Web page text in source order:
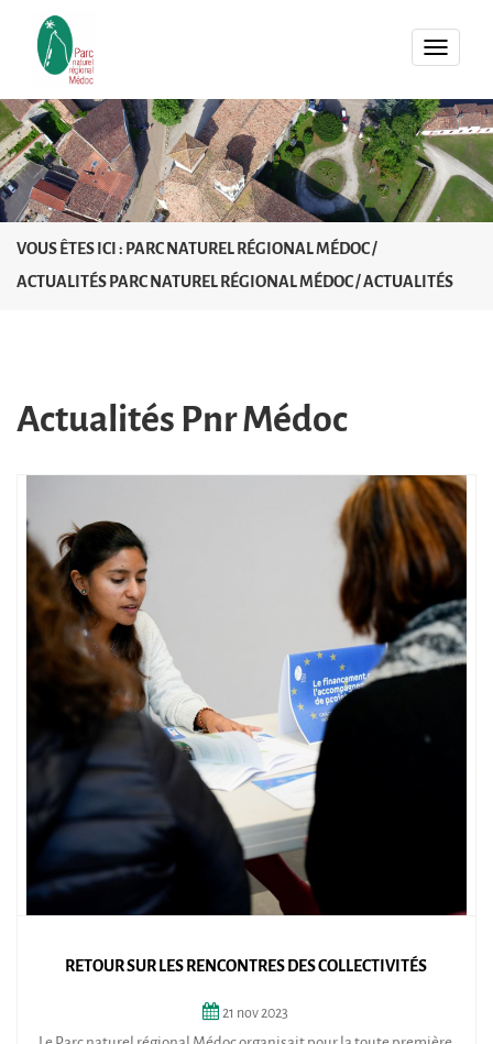
MENU
VOUS ÊTES ICI : PARC NATUREL RÉGIONAL MÉDOC/
ACTUALITÉS PARC NATUREL RÉGIONAL MÉDOC/ACTUALITÉS
Actualités Pnr Médoc
RETOUR SUR LES RENCONTRES DES COLLECTIVITÉS
21 nov2023